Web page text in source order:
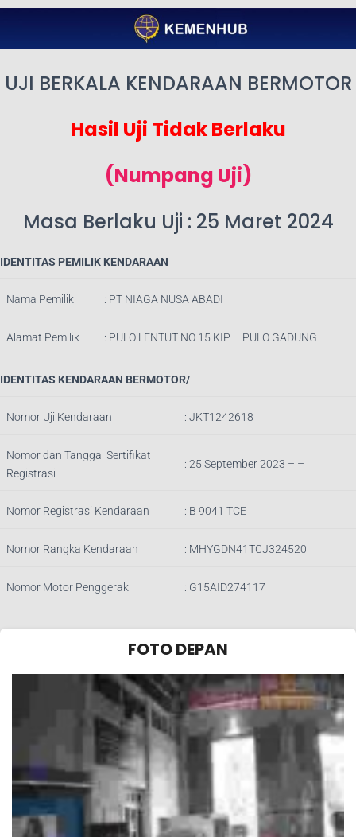
UJI BERKALA KENDARAAN BERMOTOR
Hasil Uji Tidak Berlaku
(Numpang Uji)
Masa Berlaku Uji : 25 Maret 2024
IDENTITAS PEMILIK KENDARAAN
Nama Pemilik : PT NIAGA NUSA ABADI
Alamat Pemilik : PULO LENTUT NO 15 KIP – PULO GADUNG
IDENTITAS KENDARAAN BERMOTOR/
Nomor Uji Kendaraan : JKT1242618
Nomor dan Tanggal Sertifikat
Registrasi
: 25 September 2023 – –
Nomor Registrasi Kendaraan : B 9041 TCE
Nomor Rangka Kendaraan : MHYGDN41TCJ324520
Nomor Motor Penggerak : G15AID274117
FOTO DEPAN